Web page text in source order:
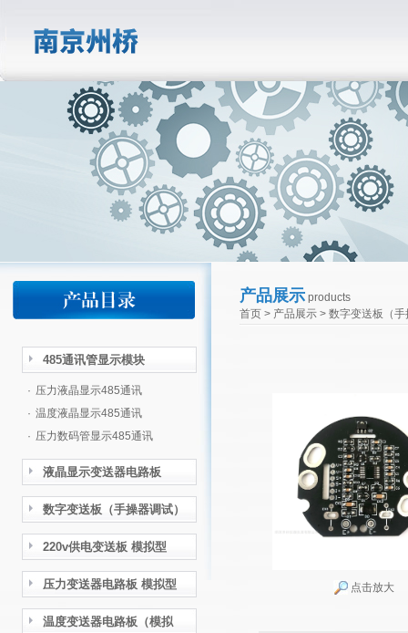
485通讯管显示模块
· 压力液晶显示485通讯
· 温度液晶显示485通讯
· 压力数码管显示485通讯
液晶显示变送器电路板
数字变送板（手操器调试）
220v供电变送板 模拟型
压力变送器电路板 模拟型
温度变送器电路板（模拟
产品展示products
首页> 产品展示> 数字变送板（
点击放大